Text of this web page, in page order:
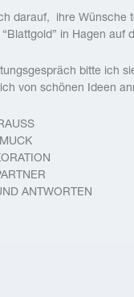
darauf, ihre Wünsche
in Hagen auf
bitte ich
von schönen Ideen
ANTWORTEN